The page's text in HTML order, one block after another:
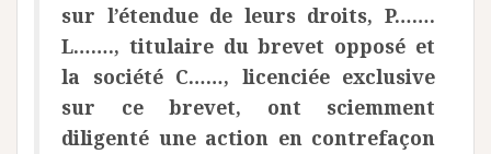
sur l’étendue de leurs droits, P…….
L……., titulaire du brevet opposé et
la société C……, licenciée exclusive
sur ce brevet, ont sciemment
diligenté une action en contrefaçon